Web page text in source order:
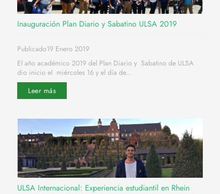
Inauguración Plan Diario y Sabatino ULSA 2019
Publicado19 Enero 2019
El año académico 2019 del Plan Diario y Sabatino de ULSA
dio inicio el miércoles 16 y el día de...
Leer más
ULSA Internacional: Experiencia estudiantil en Rhein